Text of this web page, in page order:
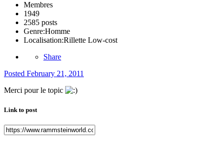
Membres
1949
2585 posts
Genre:Homme
Localisation:Rillette Low-cost
Share
Posted February 21, 2011
Merci pour le topic
Link to post